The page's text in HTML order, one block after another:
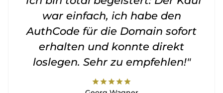
war einfach, ich habe den
AuthCode für die Domain sofort
erhalten und konnte direkt
loslegen. Sehr zu empfehlen!"
starstarstarstarstar